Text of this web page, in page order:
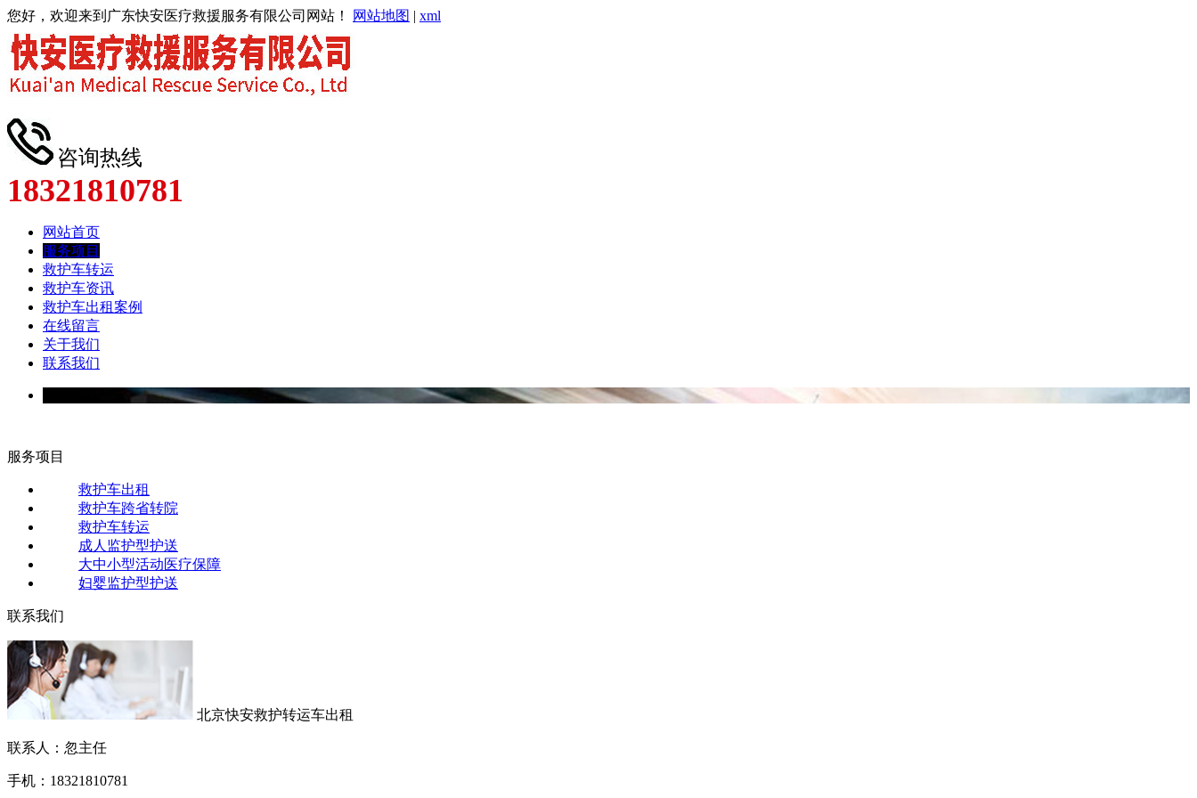
您好，欢迎来到广东快安医疗救援服务有限公司网站！ 网站地图 | xml
咨询热线
18321810781
网站首页
服务项目
救护车转运
救护车资讯
救护车出租案例
在线留言
关于我们
联系我们
服务项目
救护车出租
救护车跨省转院
救护车转运
成人监护型护送
大中小型活动医疗保障
妇婴监护型护送
联系我们
北京快安救护转运车出租
联系人：忽主任
手机：18321810781